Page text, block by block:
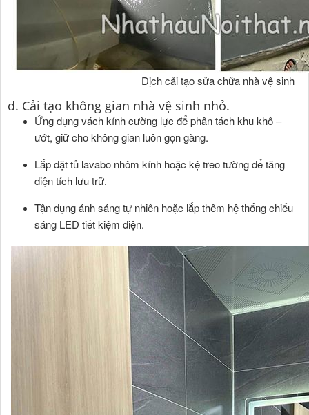
Dịch cải tạo sửa chữa nhà vệ sinh
d. Cải tạo không gian nhà vệ sinh nhỏ.
Ứng dụng vách kính cường lực để phân tách khu khô –
ướt, giữ cho không gian luôn gọn gàng.
Lắp đặt tủ lavabo nhôm kính hoặc kệ treo tường để tăng
diện tích lưu trữ.
Tận dụng ánh sáng tự nhiên hoặc lắp thêm hệ thống chiếu
sáng LED tiết kiệm điện.